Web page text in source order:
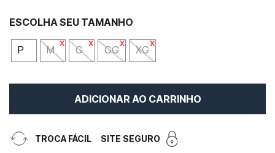
P M G GG XG
ADICIONAR AO CARRINHO
TROCA FÁCIL SITE SEGURO